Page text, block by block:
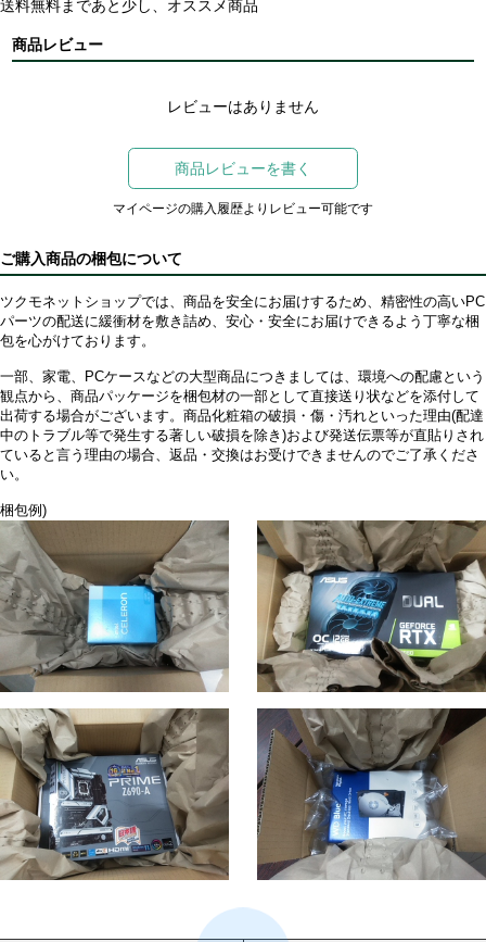
送料無料まであと少し、オススメ商品
商品レビュー
レビューはありません
商品レビューを書く
マイページの購入履歴よりレビュー可能です
ご購入商品の梱包について
ツクモネットショップでは、商品を安全にお届けするため、精密性の高いPC
パーツの配送に緩衝材を敷き詰め、安心・安全にお届けできるよう丁寧な梱
包を心がけております。
一部、家電、PCケースなどの大型商品につきましては、環境への配慮という
観点から、商品パッケージを梱包材の一部として直接送り状などを添付して
出荷する場合がございます。商品化粧箱の破損・傷・汚れといった理由(配達
中のトラブル等で発生する著しい破損を除き)および発送伝票等が直貼りされ
ていると言う理由の場合、返品・交換はお受けできませんのでご了承くださ
い。
梱包例)